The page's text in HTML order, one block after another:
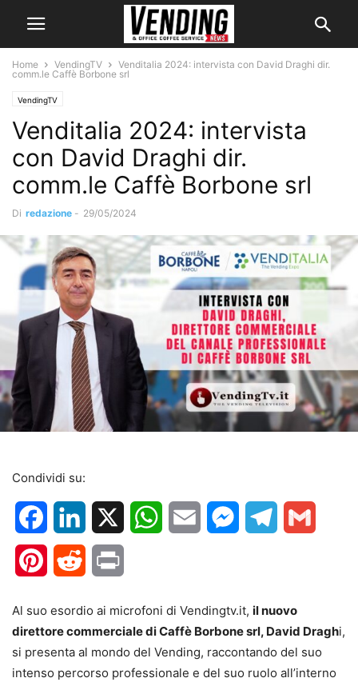
Home VendingTV
Venditalia 2024: intervista con David Draghi dir.
comm.le Caffè Borbone srl
VendingTV
Venditalia 2024: intervista
con David Draghi dir.
comm.le Caffè Borbone srl
Di redazione - 29/05/2024
Condividi su:
FacebookLinkedIn WhatsApp
Email MessengerTelegram
PinterestReddit
Al suo esordio ai microfoni di Vendingtv.it, il nuovo
direttore commerciale di Caffè Borbone srl, David Draghi,
si presenta al mondo del Vending, raccontando del suo
intenso percorso professionale e del suo ruolo all’interno